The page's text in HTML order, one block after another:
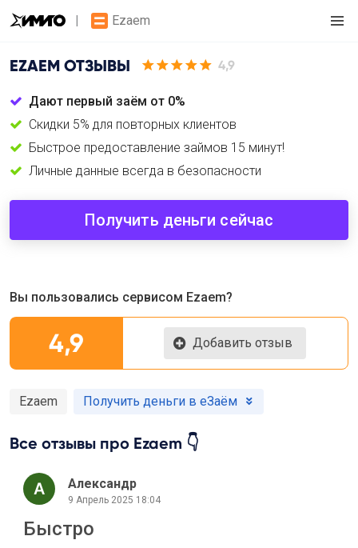
Ezaem
EZAEM ОТЗЫВЫ 4,9
Дают первый заём от 0%
Скидки 5% для повторных клиентов
Быстрое предоставление займов 15 минут!
Личные данные всегда в безопасности
Получить деньги сейчас
Вы пользовались сервисом Ezaem?
4,9 Добавить отзыв
Ezaem Получить деньги в еЗаём
Все отзывы про Ezaem 👇
Александр
9 Апрель 2025 18:04
Быстро